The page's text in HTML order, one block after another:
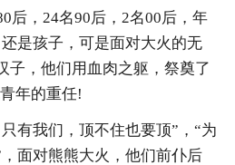
后，24名90后，2名00后，年
是孩子，可是面对大火的无
子，他们用血肉之躯，祭奠了
年的重任!
有我们，顶不住也要顶”，“为
面对熊熊大火，他们前仆后